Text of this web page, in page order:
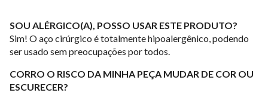
SOU ALÉRGICO(A), POSSO USAR ESTE PRODUTO?
Sim! O aço cirúrgico é totalmente hipoalergênico, podendo
ser usado sem preocupações por todos.
CORRO O RISCO DA MINHA PEÇA MUDAR DE COR OU
ESCURECER?